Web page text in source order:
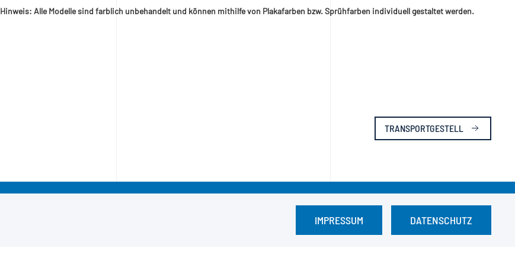
Hinweis: Alle Modelle sind farblich unbehandelt und können mithilfe von Plakafarben bzw. Sprühfarben individuell gestaltet werden.
TRANSPORTGESTELL
IMPRESSUM DATENSCHUTZ